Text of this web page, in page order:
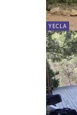
YECLA